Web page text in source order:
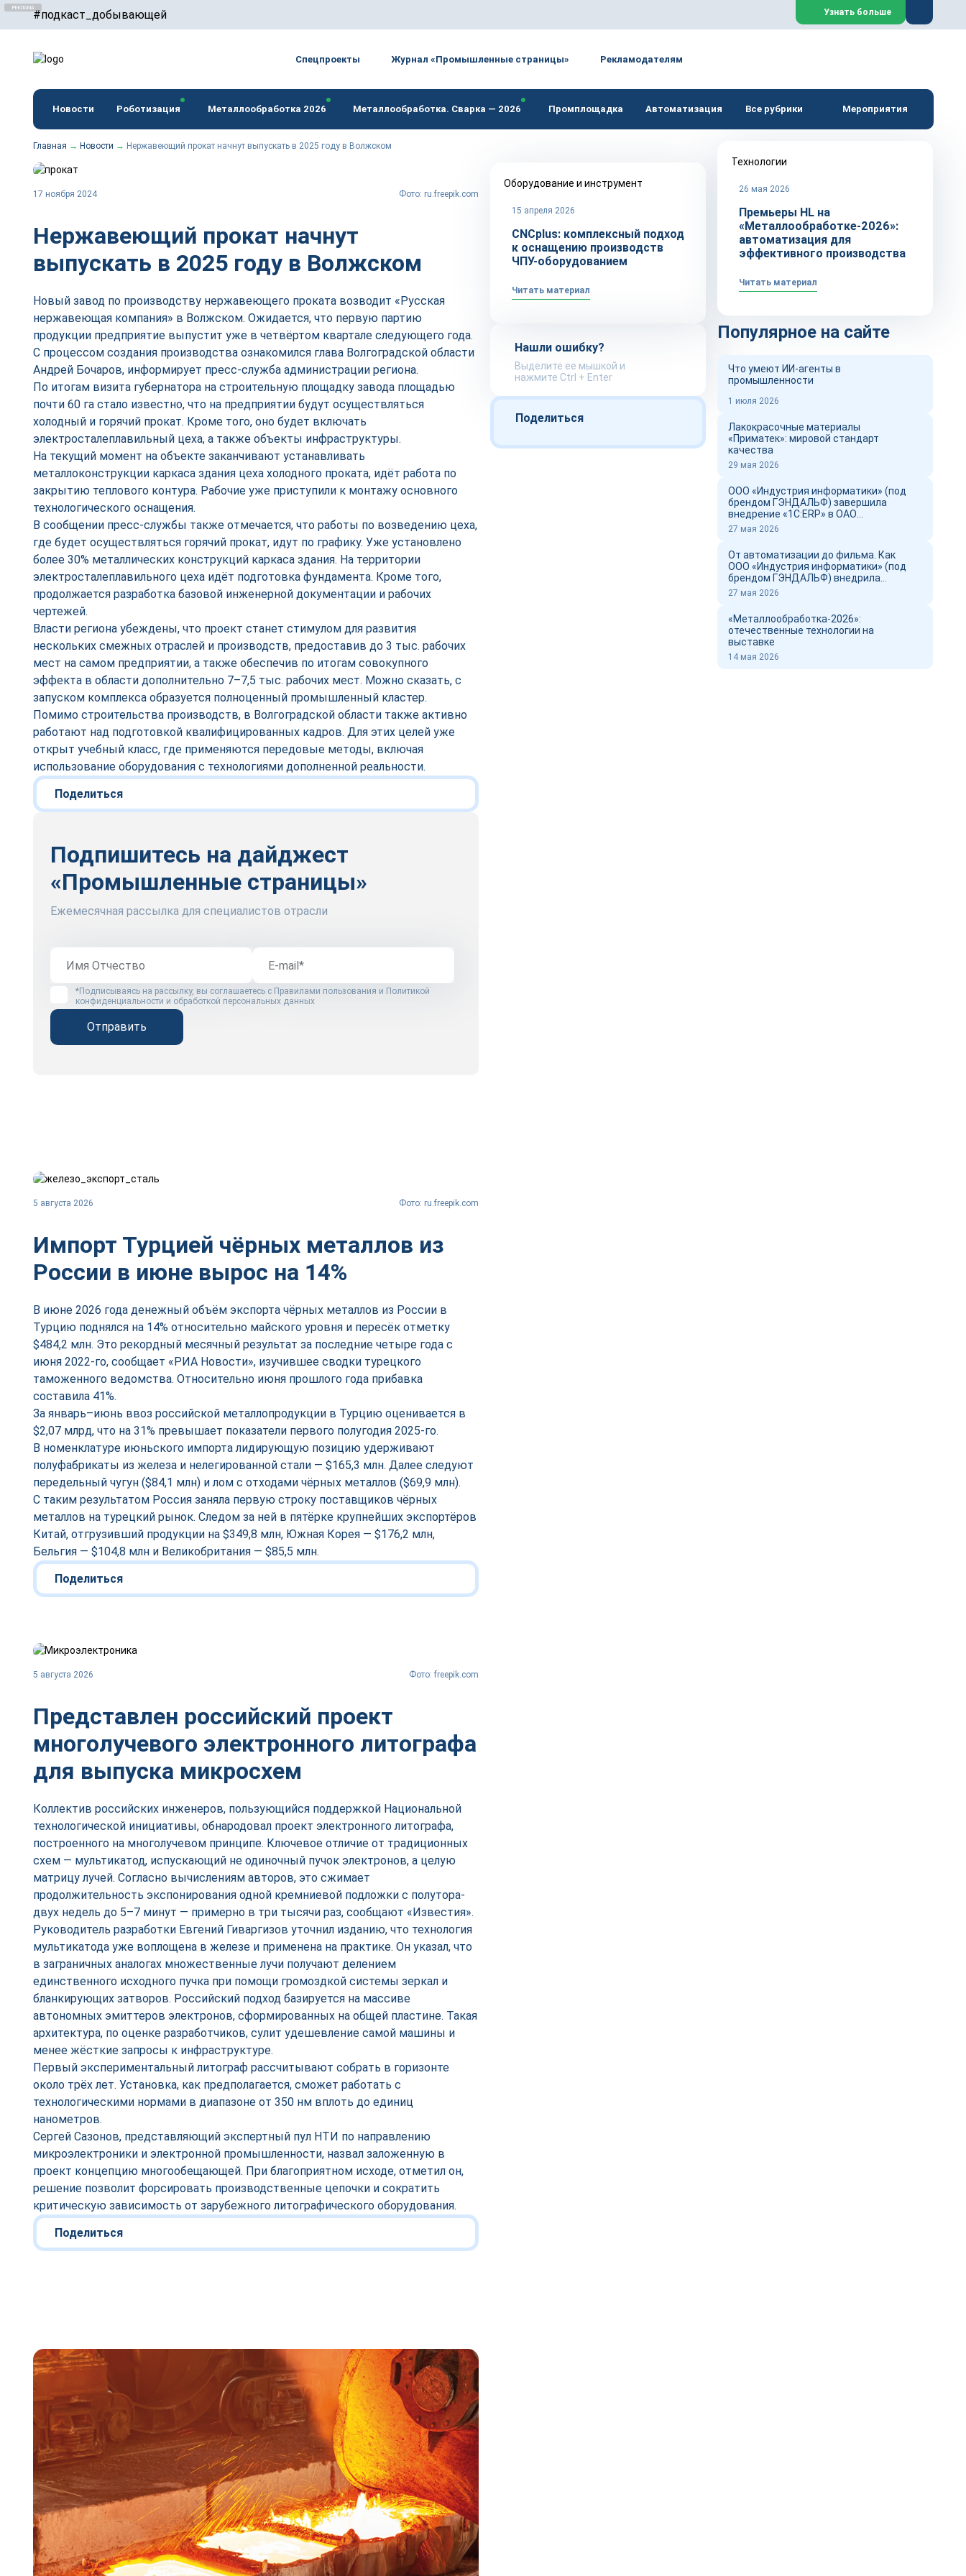
#подкаст_добывающей
erid: F7NfYUJCUneTVxVUwxTu
Узнать больше
Спецпроекты Журнал «Промышленные страницы» Рекламодателям
Новости Роботизация Металлообработка 2026 Металлообработка. Сварка — 2026 Промплощадка Автоматизация Все рубрики Мероприятия
Главная → Новости → Нержавеющий прокат начнут выпускать в 2025 году в Волжском
17 ноября 2024 Фото: ru.freepik.com
Нержавеющий прокат начнут
выпускать в 2025 году в Волжском
Новый завод по производству нержавеющего проката возводит «Русская
нержавеющая компания» в Волжском. Ожидается, что первую партию
продукции предприятие выпустит уже в четвёртом квартале следующего года.
С процессом создания производства ознакомился глава Волгоградской области
Андрей Бочаров, информирует пресс-служба администрации региона.
По итогам визита губернатора на строительную площадку завода площадью
почти 60 га стало известно, что на предприятии будут осуществляться
холодный и горячий прокат. Кроме того, оно будет включать
электросталеплавильный цеха, а также объекты инфраструктуры.
На текущий момент на объекте заканчивают устанавливать
металлоконструкции каркаса здания цеха холодного проката, идёт работа по
закрытию теплового контура. Рабочие уже приступили к монтажу основного
технологического оснащения.
В сообщении пресс-службы также отмечается, что работы по возведению цеха,
где будет осуществляться горячий прокат, идут по графику. Уже установлено
более 30% металлических конструкций каркаса здания. На территории
электросталеплавильного цеха идёт подготовка фундамента. Кроме того,
продолжается разработка базовой инженерной документации и рабочих
чертежей.
Власти региона убеждены, что проект станет стимулом для развития
нескольких смежных отраслей и производств, предоставив до 3 тыс. рабочих
мест на самом предприятии, а также обеспечив по итогам совокупного
эффекта в области дополнительно 7–7,5 тыс. рабочих мест. Можно сказать, с
запуском комплекса образуется полноценный промышленный кластер.
Помимо строительства производств, в Волгоградской области также активно
работают над подготовкой квалифицированных кадров. Для этих целей уже
открыт учебный класс, где применяются передовые методы, включая
использование оборудования с технологиями дополненной реальности.
Поделиться
Подпишитесь на дайджест
«Промышленные страницы»
Ежемесячная рассылка для специалистов отрасли
*Подписываясь на рассылку, вы соглашаетесь с Правилами пользования и Политикой
конфиденциальности и обработкой персональных данных
Отправить
Оборудование и инструмент
15 апреля 2026
CNCplus: комплексный подход
к оснащению производств
ЧПУ-оборудованием
Читать материал
Нашли ошибку?
Выделите ее мышкой и
нажмите Ctrl + Enter
Поделиться
Технологии
26 мая 2026
Премьеры HL на
«Металлообработке-2026»:
автоматизация для
эффективного производства
Читать материал
Популярное на сайте
Что умеют ИИ-агенты в
промышленности
1 июля 2026
Лакокрасочные материалы
«Приматек»: мировой стандарт
качества
29 мая 2026
ООО «Индустрия информатики» (под
брендом ГЭНДАЛЬФ) завершила
внедрение «1С:ERP» в ОАО
«Новоросцемент» и выпустил фильм о
27 мая 2026
От автоматизации до фильма. Как
ООО «Индустрия информатики» (под
брендом ГЭНДАЛЬФ) внедрила
«1С:ERP» в ОАО «Новоросцемент»
27 мая 2026
«Металлообработка-2026»:
отечественные технологии на
выставке
14 мая 2026
5 августа 2026 Фото: ru.freepik.com
Импорт Турцией чёрных металлов из
России в июне вырос на 14%
В июне 2026 года денежный объём экспорта чёрных металлов из России в
Турцию поднялся на 14% относительно майского уровня и пересёк отметку
$484,2 млн. Это рекордный месячный результат за последние четыре года с
июня 2022-го, сообщает «РИА Новости», изучившее сводки турецкого
таможенного ведомства. Относительно июня прошлого года прибавка
составила 41%.
За январь–июнь ввоз российской металлопродукции в Турцию оценивается в
$2,07 млрд, что на 31% превышает показатели первого полугодия 2025-го.
В номенклатуре июньского импорта лидирующую позицию удерживают
полуфабрикаты из железа и нелегированной стали — $165,3 млн. Далее следуют
передельный чугун ($84,1 млн) и лом с отходами чёрных металлов ($69,9 млн).
С таким результатом Россия заняла первую строку поставщиков чёрных
металлов на турецкий рынок. Следом за ней в пятёрке крупнейших экспортёров
Китай, отгрузивший продукции на $349,8 млн, Южная Корея — $176,2 млн,
Бельгия — $104,8 млн и Великобритания — $85,5 млн.
Поделиться
5 августа 2026 Фото: freepik.com
Представлен российский проект
многолучевого электронного литографа
для выпуска микросхем
Коллектив российских инженеров, пользующийся поддержкой Национальной
технологической инициативы, обнародовал проект электронного литографа,
построенного на многолучевом принципе. Ключевое отличие от традиционных
схем — мультикатод, испускающий не одиночный пучок электронов, а целую
матрицу лучей. Согласно вычислениям авторов, это сжимает
продолжительность экспонирования одной кремниевой подложки с полутора-
двух недель до 5–7 минут — примерно в три тысячи раз, сообщают «Известия».
Руководитель разработки Евгений Гиваргизов уточнил изданию, что технология
мультикатода уже воплощена в железе и применена на практике. Он указал, что
в заграничных аналогах множественные лучи получают делением
единственного исходного пучка при помощи громоздкой системы зеркал и
бланкирующих затворов. Российский подход базируется на массиве
автономных эмиттеров электронов, сформированных на общей пластине. Такая
архитектура, по оценке разработчиков, сулит удешевление самой машины и
менее жёсткие запросы к инфраструктуре.
Первый экспериментальный литограф рассчитывают собрать в горизонте
около трёх лет. Установка, как предполагается, сможет работать с
технологическими нормами в диапазоне от 350 нм вплоть до единиц
нанометров.
Сергей Сазонов, представляющий экспертный пул НТИ по направлению
микроэлектроники и электронной промышленности, назвал заложенную в
проект концепцию многообещающей. При благоприятном исходе, отметил он,
решение позволит форсировать производственные цепочки и сократить
критическую зависимость от зарубежного литографического оборудования.
Поделиться